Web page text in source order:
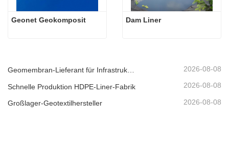
Geonet Geokomposit Dam Liner
Geomembran-Lieferant für Infrastrukturentwickler 2026-08-08
Schnelle Produktion HDPE-Liner-Fabrik 2026-08-08
Großlager-Geotextilhersteller 2026-08-08